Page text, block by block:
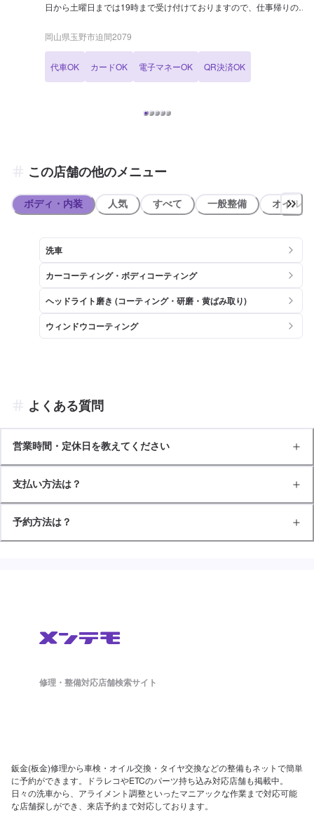
日から土曜日までは19時まで受け付けておりますので、仕事帰りの方
無料貸出可能です。詳細はネット予約時に「代車希望」をご選択くだ
さい！ [新車・中古車販売・買取] 車の販売・買取を実施しておりま
ッシュバック）で買い取ります。 ※リサイクル料込み ※軽自動車
は五千円 【国家資格保持者が在籍】 [整備士] 2級整備士が1名と3級整
岡山県玉野市迫間2079
代車OK カードOK 電子マネーOK QR決済OK
この店舗の他のメニュー
ボディ・内装 人気 すべて 一般整備 オイル類
洗車
カーコーティング・ボディコーティング
ヘッドライト磨き (コーティング・研磨・黄ばみ取り)
ウィンドウコーティング
よくある質問
営業時間・定休日を教えてください
支払い方法は？
予約方法は？
修理・整備対応店舗検索サイト
鈑金(板金)修理から車検・オイル交換・タイヤ交換などの整備もネットで簡単
に予約ができます。ドラレコやETCのパーツ持ち込み対応店舗も掲載中。
日々の洗車から、アライメント調整といったマニアックな作業まで対応可能
な店舗探しができ、来店予約まで対応しております。